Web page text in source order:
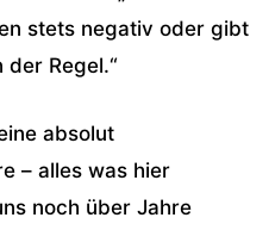
stets negativ oder gibt
der Regel.“
absolut
– alles was hier
noch über Jahre